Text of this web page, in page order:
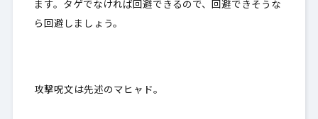
ます。タゲでなければ回避できるので、回避できそうな
ら回避しましょう。
攻撃呪文は先述のマヒャド。